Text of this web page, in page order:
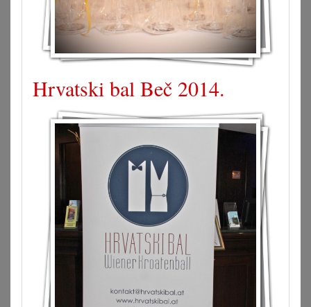
Hrvatski bal Beč 2014.